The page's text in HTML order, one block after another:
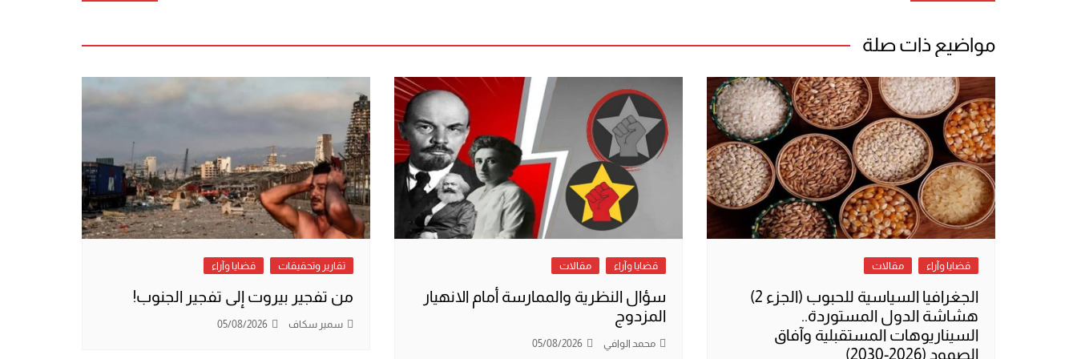
المقالات
مواضيع ذات صلة
قضايا وآراء مقالات
الجغرافيا السياسية للحبوب (الجزء 2)
هشاشة الدول المستوردة..
السيناريوهات المستقبلية وآفاق
الصمود (2026-2030)
قضايا وآراء مقالات
سؤال النظرية والممارسة أمام الانهيار
المزدوج
محمد الوافي 05/08/2026
تقارير وتحقيقات قضايا وآراء
من تفجير بيروت إلى تفجير الجنوب!
سمير سكاف 05/08/2026